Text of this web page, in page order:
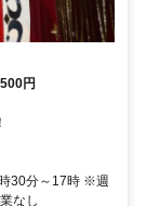
円
30分～17時 ※週
なし